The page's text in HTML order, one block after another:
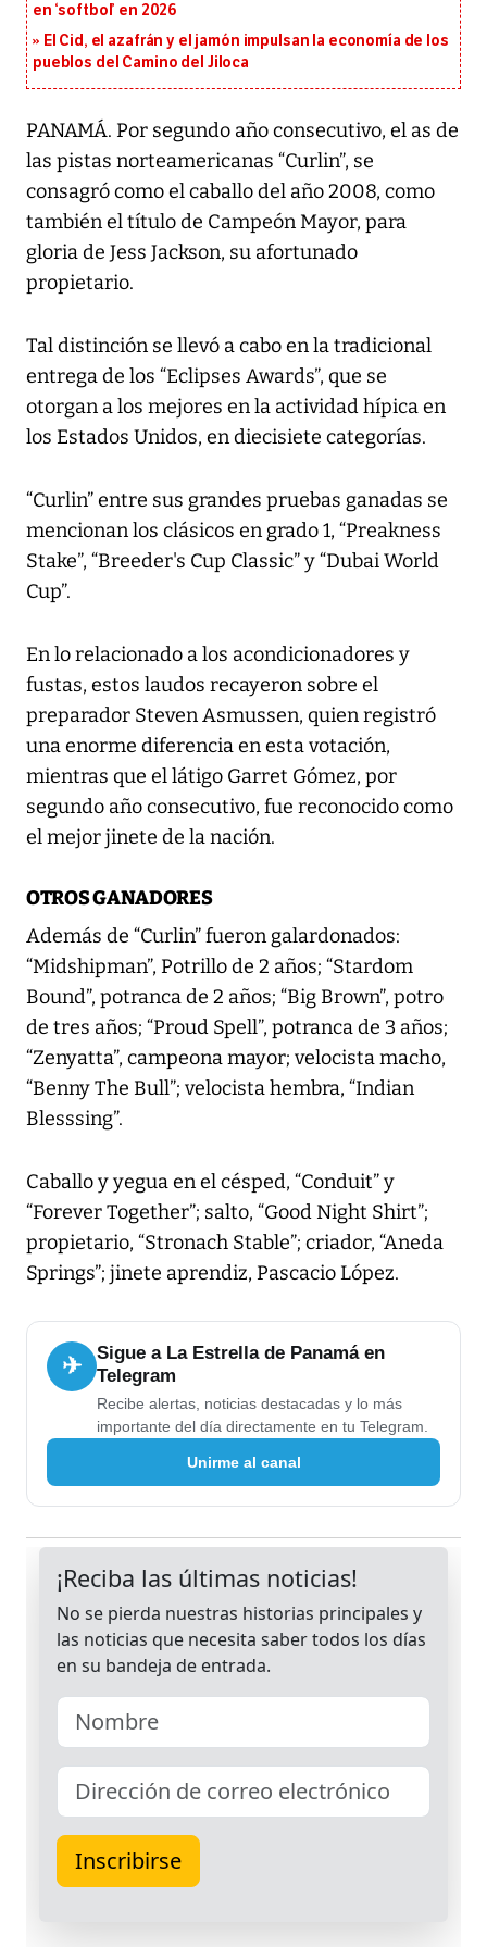
en ‘softbol’ en 2026
El Cid, el azafrán y el jamón impulsan la economía de los
pueblos del Camino del Jiloca
PANAMÁ. Por segundo año consecutivo, el as de
las pistas norteamericanas “Curlin”, se
consagró como el caballo del año 2008, como
también el título de Campeón Mayor, para
gloria de Jess Jackson, su afortunado
propietario.
Tal distinción se llevó a cabo en la tradicional
entrega de los “Eclipses Awards”, que se
otorgan a los mejores en la actividad hípica en
los Estados Unidos, en diecisiete categorías.
“Curlin” entre sus grandes pruebas ganadas se
mencionan los clásicos en grado 1, “Preakness
Stake”, “Breeder's Cup Classic” y “Dubai World
Cup”.
En lo relacionado a los acondicionadores y
fustas, estos laudos recayeron sobre el
preparador Steven Asmussen, quien registró
una enorme diferencia en esta votación,
mientras que el látigo Garret Gómez, por
segundo año consecutivo, fue reconocido como
el mejor jinete de la nación.
OTROS GANADORES
Además de “Curlin” fueron galardonados:
“Midshipman”, Potrillo de 2 años; “Stardom
Bound”, potranca de 2 años; “Big Brown”, potro
de tres años; “Proud Spell”, potranca de 3 años;
“Zenyatta”, campeona mayor; velocista macho,
“Benny The Bull”; velocista hembra, “Indian
Blesssing”.
Caballo y yegua en el césped, “Conduit” y
“Forever Together”; salto, “Good Night Shirt”;
propietario, “Stronach Stable”; criador, “Aneda
Springs”; jinete aprendiz, Pascacio López.
✈
Sigue a La Estrella de Panamá en
Telegram
Recibe alertas, noticias destacadas y lo más
importante del día directamente en tu Telegram.
Unirme al canal